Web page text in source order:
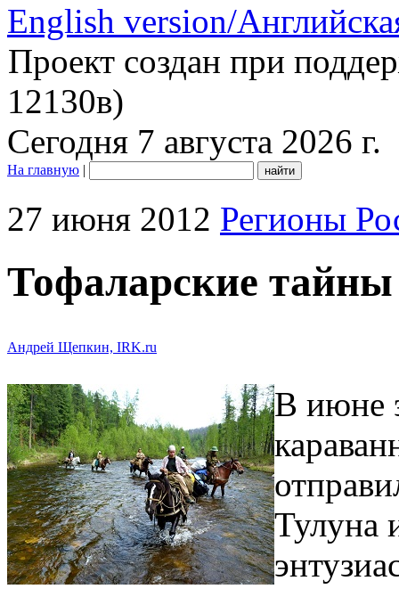
English version/
Проект создан при
12130в)
Сегодня 7 августа 2026 г.
На главную |
27 июня 2012 Регионы
Тофаларские тайны
Андрей Щепкин, IRK.ru
В июне
Тулуна